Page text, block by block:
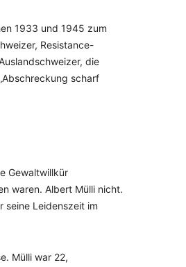
1933 und 1945 zum
Resistance-
die
scharf
Gewaltwillkür
waren. Albert Mülli nicht.
seine Leidenszeit im
Mülli war 22,